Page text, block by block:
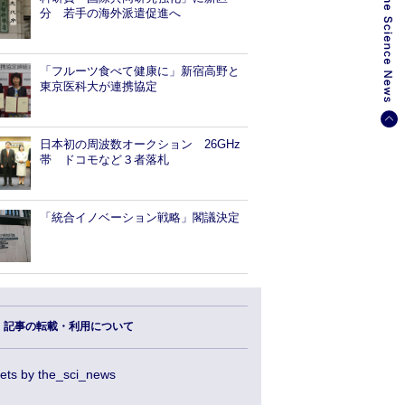
分 若手の海外派遣促進へ
「フルーツ食べて健康に」新宿高野と
東京医科大が連携協定
日本初の周波数オークション 26GHz
帯 ドコモなど３者落札
「統合イノベーション戦略」閣議決定
記事の転載・利用について
by the_sci_news